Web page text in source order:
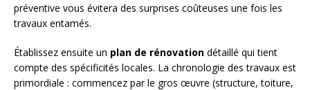
préventive vous évitera des surprises coûteuses une fois les
travaux entamés.
Établissez ensuite un plan de rénovation détaillé qui tient
compte des spécificités locales. La chronologie des travaux est
primordiale : commencez par le gros œuvre (structure, toiture,